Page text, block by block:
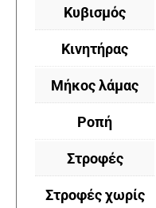
Κυβισμός
Κινητήρας
Μήκος λάμας
Ροπή
Στροφές
Στροφές χωρίς